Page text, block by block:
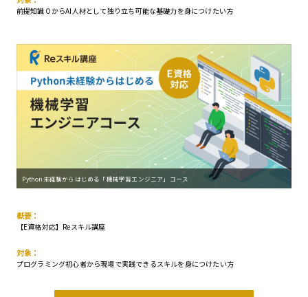
前提知識０からAI人材として独り立ち可能な基礎力を身につけたい方
Python未経験からはじめる「機械学習エンジニア」コース
概要：
【E資格対応】Reスキル講座
対象：
プログラミング初心者から現場で実践できるスキルを身につけたい方